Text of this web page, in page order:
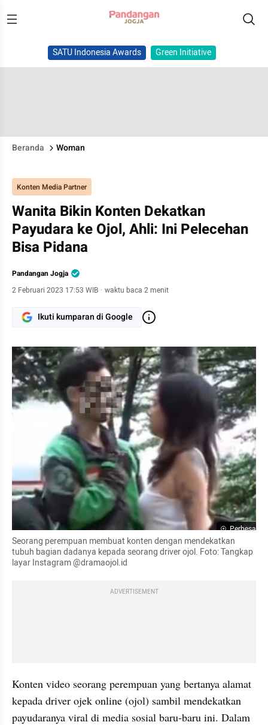
SATU Indonesia Awards Green Initiative
Beranda Woman
Konten Media Partner
Wanita Bikin Konten Dekatkan
Payudara ke Ojol, Ahli: Ini Pelecehan
Bisa Pidana
Pandangan Jogja
2 Februari 2023 17:53 WIB · waktu baca 2 menit
Ikuti kumparan di Google
Perbesar
Seorang perempuan membuat konten dengan mendekatkan
tubuh bagian dadanya kepada seorang driver ojol. Foto: Tangkap
layar Instagram @dramaojol.id
ADVERTISEMENT
Konten video seorang perempuan yang bertanya alamat
kepada driver ojek online (ojol) sambil mendekatkan
payudaranya viral di media sosial baru-baru ini. Dalam